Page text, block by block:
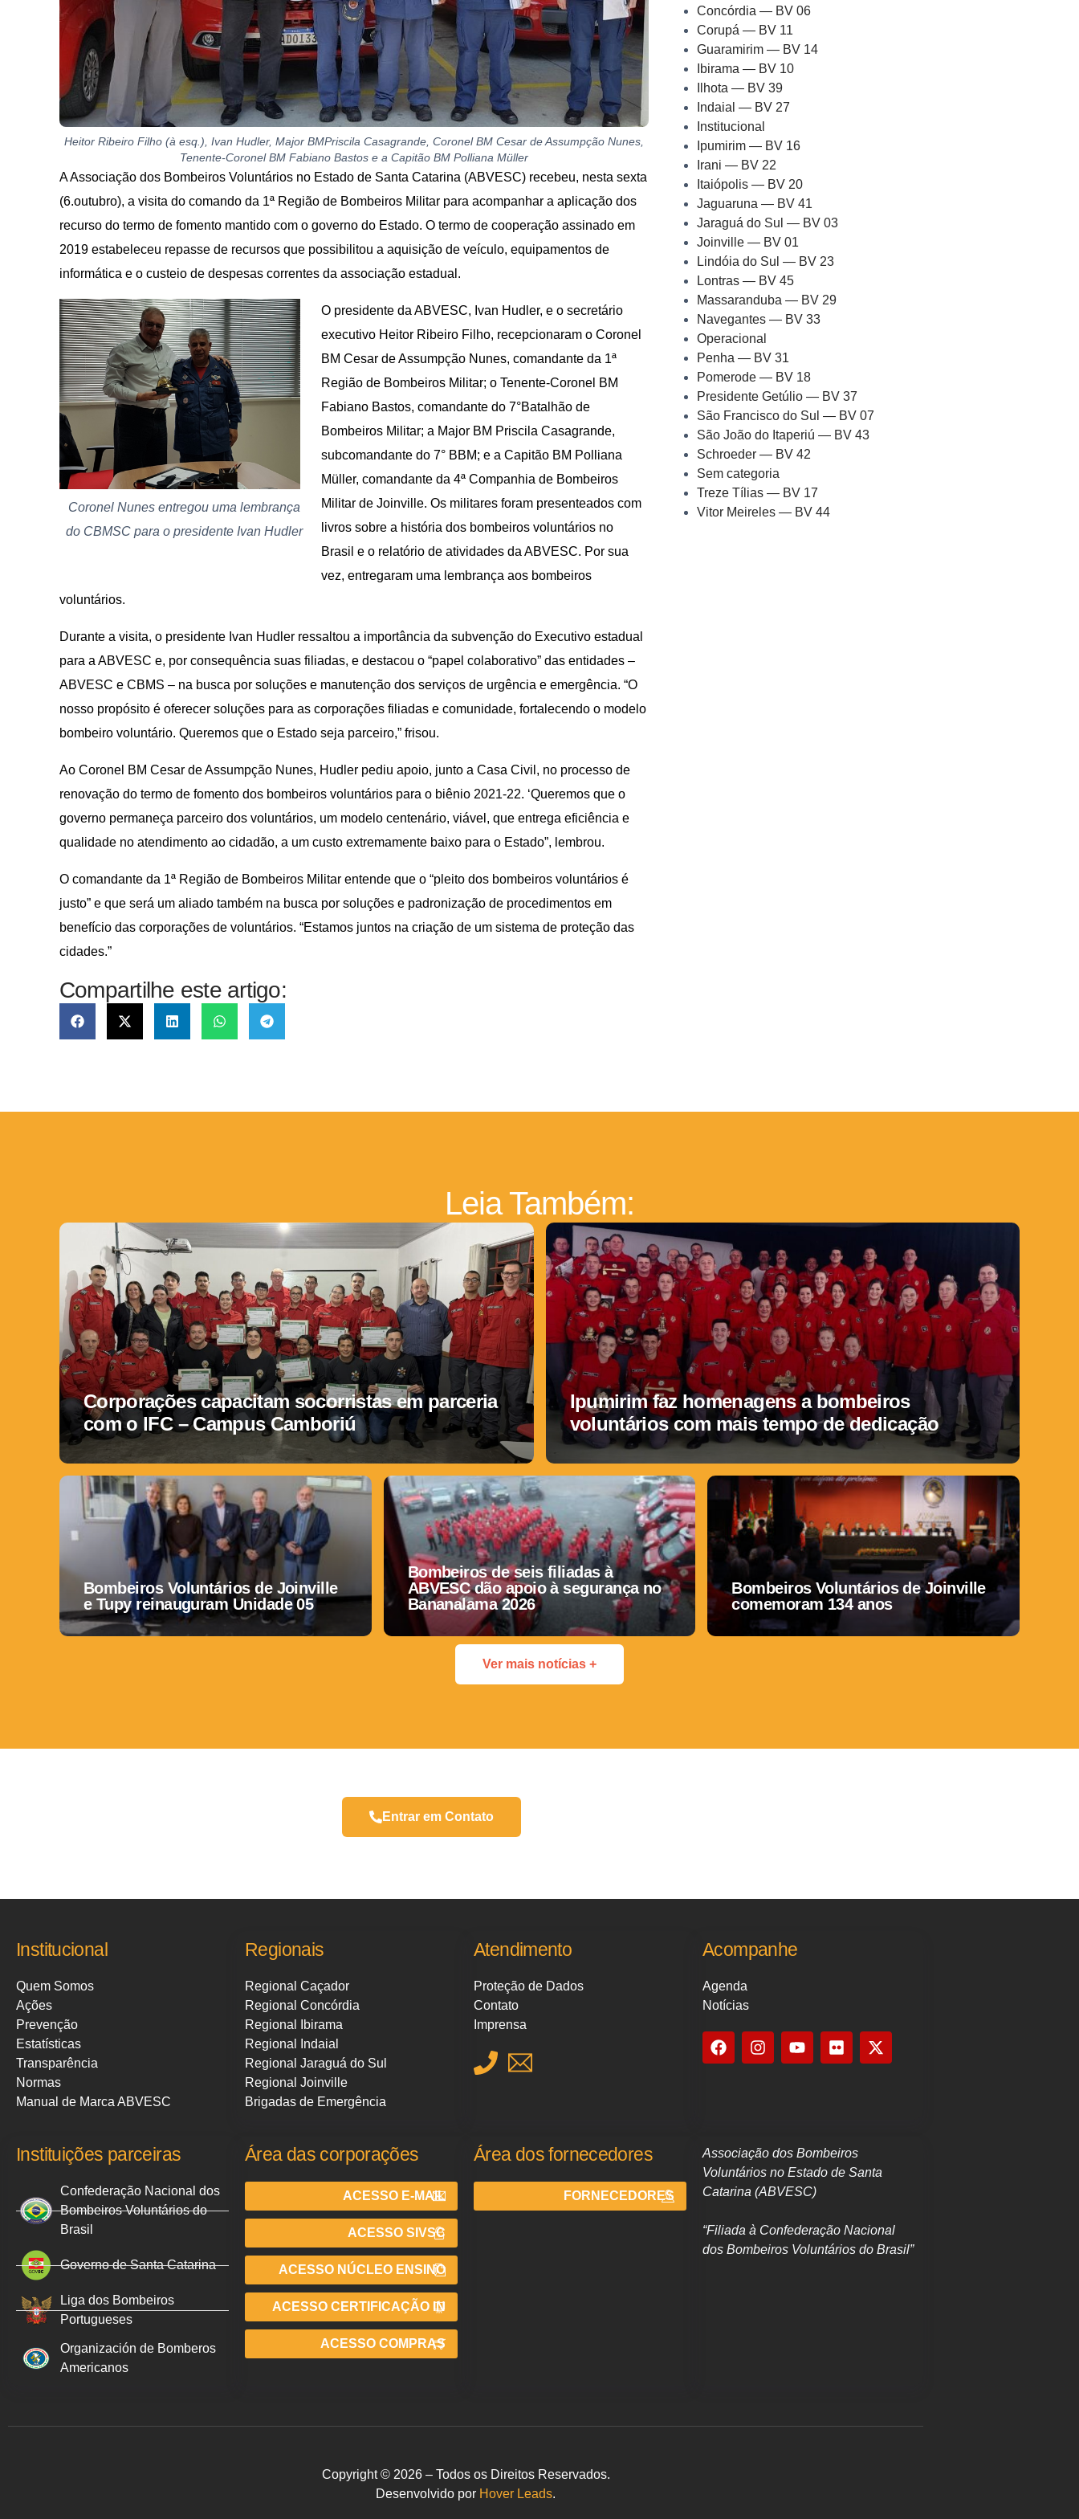
Heitor Ribeiro Filho (à esq.), Ivan Hudler, Major BMPriscila Casagrande, Coronel BM Cesar de Assumpção Nunes,
Tenente-Coronel BM Fabiano Bastos e a Capitão BM Polliana Müller
A Associação dos Bombeiros Voluntários no Estado de Santa Catarina (ABVESC) recebeu, nesta sexta
(6.outubro), a visita do comando da 1ª Região de Bombeiros Militar para acompanhar a aplicação dos
recurso do termo de fomento mantido com o governo do Estado. O termo de cooperação assinado em
2019 estabeleceu repasse de recursos que possibilitou a aquisição de veículo, equipamentos de
informática e o custeio de despesas correntes da associação estadual.
Coronel Nunes entregou uma lembrança
do CBMSC para o presidente Ivan Hudler
O presidente da ABVESC, Ivan Hudler, e o secretário
executivo Heitor Ribeiro Filho, recepcionaram o Coronel
BM Cesar de Assumpção Nunes, comandante da 1ª
Região de Bombeiros Militar; o Tenente-Coronel BM
Fabiano Bastos, comandante do 7°Batalhão de
Bombeiros Militar; a Major BM Priscila Casagrande,
subcomandante do 7° BBM; e a Capitão BM Polliana
Müller, comandante da 4ª Companhia de Bombeiros
Militar de Joinville. Os militares foram presenteados com
livros sobre a história dos bombeiros voluntários no
Brasil e o relatório de atividades da ABVESC. Por sua
vez, entregaram uma lembrança aos bombeiros
voluntários.
Durante a visita, o presidente Ivan Hudler ressaltou a importância da subvenção do Executivo estadual
para a ABVESC e, por consequência suas filiadas, e destacou o “papel colaborativo” das entidades –
ABVESC e CBMS – na busca por soluções e manutenção dos serviços de urgência e emergência. “O
nosso propósito é oferecer soluções para as corporações filiadas e comunidade, fortalecendo o modelo
bombeiro voluntário. Queremos que o Estado seja parceiro,” frisou.
Ao Coronel BM Cesar de Assumpção Nunes, Hudler pediu apoio, junto a Casa Civil, no processo de
renovação do termo de fomento dos bombeiros voluntários para o biênio 2021-22. ‘Queremos que o
governo permaneça parceiro dos voluntários, um modelo centenário, viável, que entrega eficiência e
qualidade no atendimento ao cidadão, a um custo extremamente baixo para o Estado”, lembrou.
O comandante da 1ª Região de Bombeiros Militar entende que o “pleito dos bombeiros voluntários é
justo” e que será um aliado também na busca por soluções e padronização de procedimentos em
benefício das corporações de voluntários. “Estamos juntos na criação de um sistema de proteção das
cidades.”
Compartilhe este artigo:
Concórdia — BV 06
Corupá — BV 11
Guaramirim — BV 14
Ibirama — BV 10
Ilhota — BV 39
Indaial — BV 27
Institucional
Ipumirim — BV 16
Irani — BV 22
Itaiópolis — BV 20
Jaguaruna — BV 41
Jaraguá do Sul — BV 03
Joinville — BV 01
Lindóia do Sul — BV 23
Lontras — BV 45
Massaranduba — BV 29
Navegantes — BV 33
Operacional
Penha — BV 31
Pomerode — BV 18
Presidente Getúlio — BV 37
São Francisco do Sul — BV 07
São João do Itaperiú — BV 43
Schroeder — BV 42
Sem categoria
Treze Tílias — BV 17
Vitor Meireles — BV 44
Leia Também:
Corporações capacitam socorristas em parceria
com o IFC – Campus Camboriú
Ipumirim faz homenagens a bombeiros
voluntários com mais tempo de dedicação
Bombeiros Voluntários de Joinville
e Tupy reinauguram Unidade 05
Bombeiros de seis filiadas à
ABVESC dão apoio à segurança no
Bananalama 2026
Bombeiros Voluntários de Joinville
comemoram 134 anos
Ver mais notícias +
Entrar em Contato
Institucional
Quem Somos
Ações
Prevenção
Estatísticas
Transparência
Normas
Manual de Marca ABVESC
Regionais
Regional Caçador
Regional Concórdia
Regional Ibirama
Regional Indaial
Regional Jaraguá do Sul
Regional Joinville
Brigadas de Emergência
Atendimento
Proteção de Dados
Contato
Imprensa
Acompanhe
Agenda
Notícias
Instituições parceiras
Confederação Nacional dos
Bombeiros Voluntários do
Brasil
Governo de Santa Catarina
Liga dos Bombeiros
Portugueses
Organización de Bomberos
Americanos
Área das corporações
ACESSO E-MAIL
ACESSO SIVSC
ACESSO NÚCLEO ENSINO
ACESSO CERTIFICAÇÃO IN
ACESSO COMPRAS
Área dos fornecedores
FORNECEDORES
Associação dos Bombeiros
Voluntários no Estado de Santa
Catarina (ABVESC)
“Filiada à Confederação Nacional
dos Bombeiros Voluntários do Brasil”
Copyright © 2026 – Todos os Direitos Reservados.
Desenvolvido por Hover Leads.